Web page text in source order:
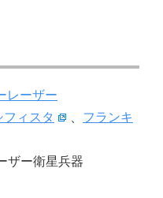
レーザー
フィスタ
フランキ
ザー衛星兵器